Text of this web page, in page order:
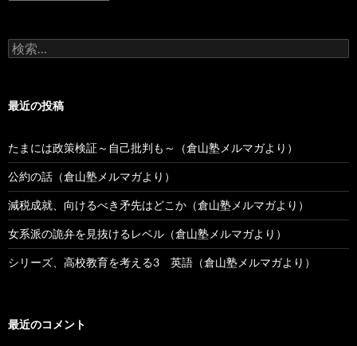
去
稿
検
索:
最近の投稿
たまには政策検証～自己批判も～（倉山塾メルマガより）
公約の話（倉山塾メルマガより）
減税成就、向けるべき矛先はどこか（倉山塾メルマガより）
女系派の詭弁を見抜けるレベル（倉山塾メルマガより）
シリーズ、高校教育を考える3 英語（倉山塾メルマガより）
最近のコメント